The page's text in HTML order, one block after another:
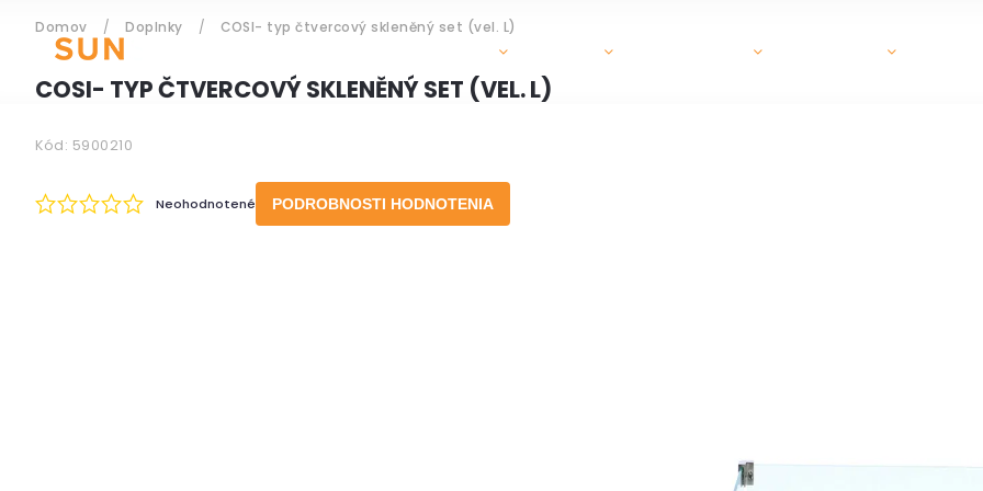
Domov / Doplnky / COSI- typ čtvercový skleněný set (vel. L)
COSI- TYP ČTVERCOVÝ SKLENĚNÝ SET (VEL. L)
Kód: 5900210
Neohodnotené PODROBNOSTI HODNOTENIA